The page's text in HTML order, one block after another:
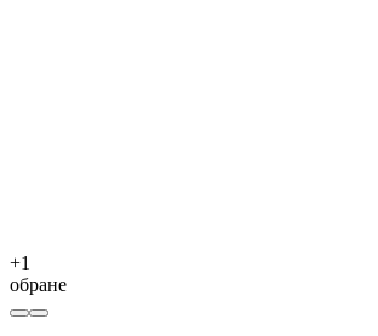
+1
обране